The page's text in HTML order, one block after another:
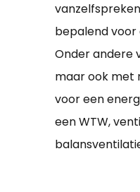
bepalend voor
Onder andere
maar ook met
voor een
een WTW,